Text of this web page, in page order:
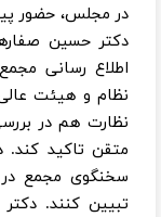
در مجلس، حضور
دکتر حسین
اطلاع رسانی
نظام و هیئت
نظارت هم در
متقن تاکید
سخنگوی مجمع در
تبیین کنند.